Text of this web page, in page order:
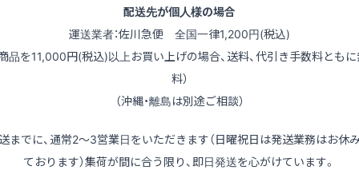
配送先が個人様の場合
運送業者：佐川急便 全国一律1,200円(税込)
品を11,000円(税込)以上お買い上げの場合、送料、代引き手数料とも
料）
（沖縄・離島は別途ご相談）
までに、通常2～3営業日をいただきます（日曜祝日は発送業務はお休
ております）集荷が間に合う限り、即日発送を心がけています。